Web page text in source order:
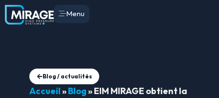
Menu
Blog / actualités
Accueil»Blog»EIM MIRAGE obtient la